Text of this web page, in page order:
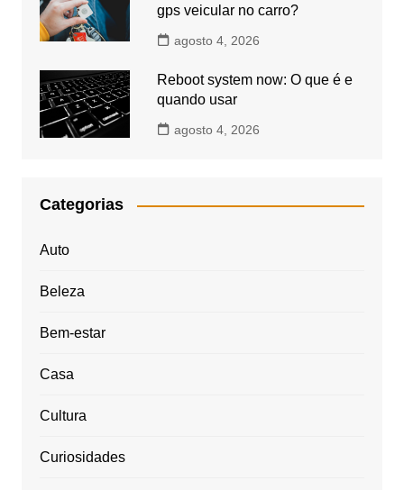
gps veicular no carro?
agosto 4, 2026
Reboot system now: O que é e
quando usar
agosto 4, 2026
Categorias
Auto
Beleza
Bem-estar
Casa
Cultura
Curiosidades